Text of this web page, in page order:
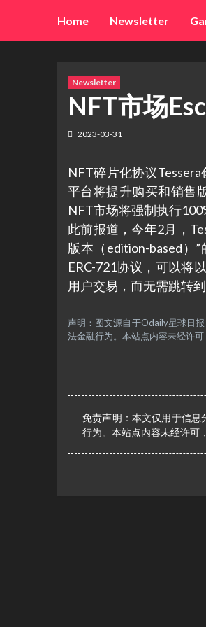
content
Home Newsletter
Newsletter
NFT市场
2023-03-31
NFT碎片化协议
平台将提升购买和销售
NFT市场将强制执行
此前报道，今年2月，
版本（edition-based）
ERC-721协议，可以将
用户交易，而无需跳转到
声明：图文源自于Odaily星球日
法金融行为。本站点内容未经许
免责声明：本文仅用于信息
行为。本站点内容未经许可